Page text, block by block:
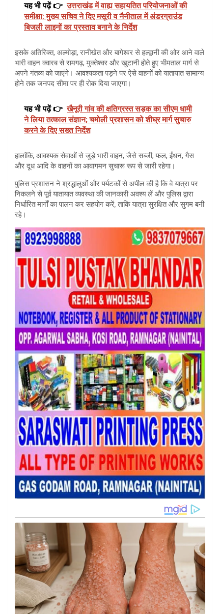
यह भी पढ़ें 👉 उत्तराखंड में वाह्य सहायतित परियोजनाओं की
समीक्षा: मुख्य सचिव ने दिए मसूरी व नैनीताल में अंडरग्राउंड
बिजली लाइनों का प्रस्ताव बनाने के निर्देश
इसके अतिरिक्त, अल्मोड़ा, रानीखेत और बागेश्वर से हल्द्वानी की ओर आने वाले
भारी वाहन क्वारब से रामगढ़, मुक्तेश्वर और खुटानी होते हुए भीमताल मार्ग से
अपने गंतव्य को जाएंगे। आवश्यकता पड़ने पर ऐसे वाहनों को यातायात सामान्य
होने तक जनपद सीमा पर ही रोक दिया जाएगा।
यह भी पढ़ें 👉 खैनूरी गांव की क्षतिग्रस्त सड़क का सीएम धामी
ने लिया तत्काल संज्ञान; चमोली प्रशासन को शीघ्र मार्ग सुचारु
करने के दिए सख्त निर्देश
हालांकि, आवश्यक सेवाओं से जुड़े भारी वाहन, जैसे सब्जी, फल, ईंधन, गैस
और दूध आदि के वाहनों का आवागमन सुचारू रूप से जारी रहेगा।
पुलिस प्रशासन ने श्रद्धालुओं और पर्यटकों से अपील की है कि वे यात्रा पर
निकलने से पूर्व यातायात व्यवस्था की जानकारी अवश्य लें और पुलिस द्वारा
निर्धारित मार्गों का पालन कर सहयोग करें, ताकि यात्रा सुरक्षित और सुगम बनी
रहे।